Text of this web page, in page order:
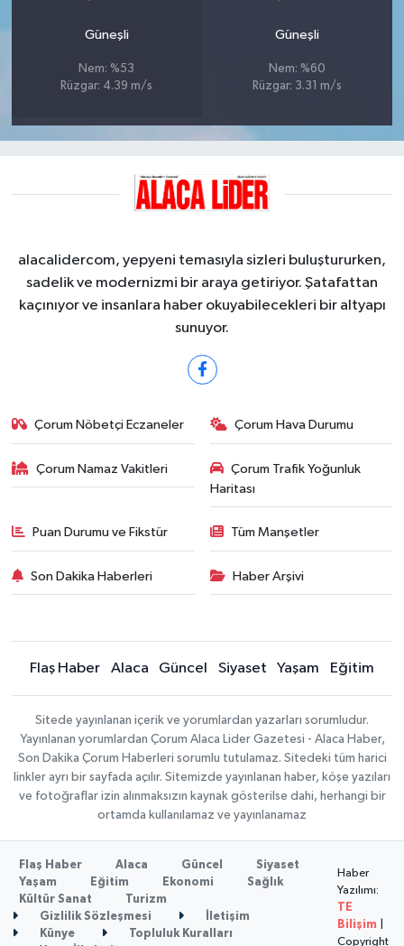
Güneşli
Nem: %53
Rüzgar: 4.39 m/s
Güneşli
Nem: %60
Rüzgar: 3.31 m/s
alacalidercom, yepyeni temasıyla sizleri buluştururken,
sadelik ve modernizmi bir araya getiriyor. Şatafattan
kaçınıyor ve insanlara haber okuyabilecekleri bir altyapı
sunuyor.
Çorum Nöbetçi Eczaneler Çorum Hava Durumu
Çorum Namaz Vakitleri
Çorum Trafik Yoğunluk
Haritası
Puan Durumu ve Fikstür Tüm Manşetler
Son Dakika Haberleri Haber Arşivi
Flaş Haber Alaca Güncel Siyaset Yaşam Eğitim
Sitede yayınlanan içerik ve yorumlardan yazarları sorumludur.
Yayınlanan yorumlardan Çorum Alaca Lider Gazetesi - Alaca Haber,
Son Dakika Çorum Haberleri sorumlu tutulamaz. Sitedeki tüm harici
linkler ayrı bir sayfada açılır. Sitemizde yayınlanan haber, köşe yazıları
ve fotoğraflar izin alınmaksızın kaynak gösterilse dahi, herhangi bir
ortamda kullanılamaz ve yayınlanamaz
Flaş Haber Alaca Güncel
Siyaset
Yaşam
Eğitim Ekonomi
Sağlık
Kültür Sanat
Turizm
Gizlilik Sözleşmesi
İletişim
Künye
Topluluk Kuralları
Haber
Yazılımı:
TE
Bilişim
Copyright